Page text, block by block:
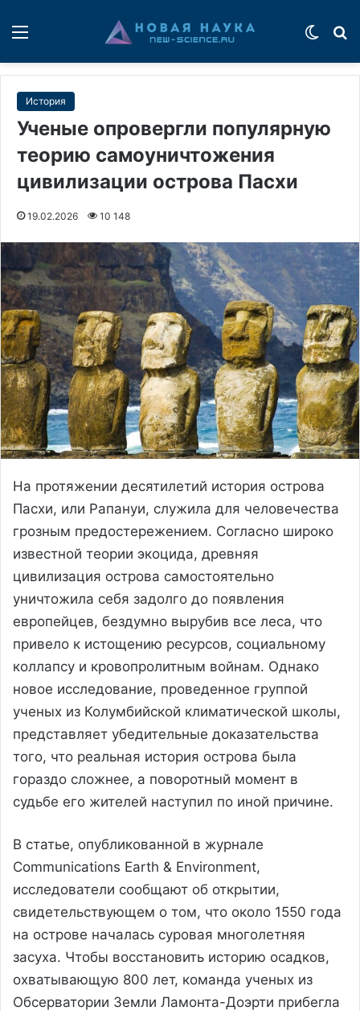
История
Ученые опровергли популярную
теорию самоуничтожения
цивилизации острова Пасхи
19.02.2026 10 148
На протяжении десятилетий история острова
Пасхи, или Рапануи, служила для человечества
грозным предостережением. Согласно широко
известной теории экоцида, древняя
цивилизация острова самостоятельно
уничтожила себя задолго до появления
европейцев, бездумно вырубив все леса, что
привело к истощению ресурсов, социальному
коллапсу и кровопролитным войнам. Однако
новое исследование, проведенное группой
ученых из Колумбийской климатической школы,
представляет убедительные доказательства
того, что реальная история острова была
гораздо сложнее, а поворотный момент в
судьбе его жителей наступил по иной причине.
В статье, опубликованной в журнале
Communications Earth & Environment,
исследователи сообщают об открытии,
свидетельствующем о том, что около 1550 года
на острове началась суровая многолетняя
засуха. Чтобы восстановить историю осадков,
охватывающую 800 лет, команда ученых из
Обсерватории Земли Ламонта-Доэрти прибегла